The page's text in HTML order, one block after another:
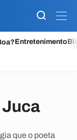
Entretenimento
Juca
que o poeta